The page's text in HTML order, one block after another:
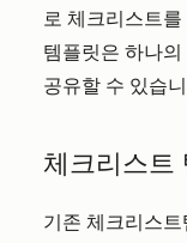
로 체크리스트
템플릿은 하나
공유할 수 있습
체크리스트
기존 체크리스트